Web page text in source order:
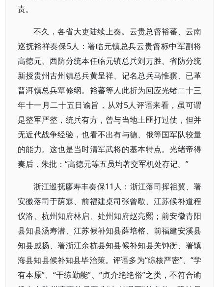
责。
不久，各省大吏陆续上奏。云贵总督裕蕃、云南
巡抚裕祥奏保5人：署临元镇总兵云贵督标中军副将
高德元、西防分统本任临元镇总兵刘万胜、省防分统
新授贵州古州镇总兵黄呈祥、记名总兵马惟骥、已革
普洱镇总兵覃修纲。裕蕃等人此折为回应光绪二十三
年十一月二十五日谕旨，从对5人评语来看，虽可谓
是整军严整，统兵有方，曾与当地土匪打过仗，但并
无近代战争经验，也看不出有与德、俄等国军队较量
的能力。这也是当时清军武将的基本特点。光绪帝得
奏后，朱批：“高德元等五员均著交军机处存记。”
浙江巡抚廖寿丰奏保11人：浙江落司挥祖翼、署
安徽落司于荫霖、前福建桌司张曾歇、江苏候补道程
仪洛、杭州知府林启、处州知府赵亮熙；前安徽青阳
县知县汤寿潜、江苏候补知县薛培榕、前福建安溪县
知县戚扬、署浙江余杭县知县候补知县关钟衡、署镇
海县知县候补知县毕治策。评语多为“综核严密”、“学
有本原”、“干练勤能”、“贞介绝绝俗”之类，不符合谕